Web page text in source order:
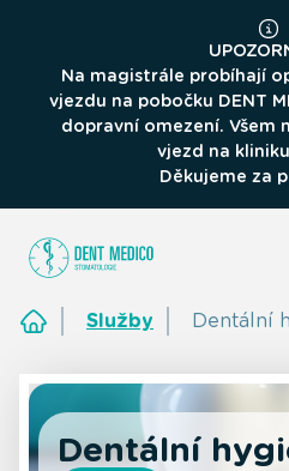
Na magistrále probíhají
vjezdu na pobočku DENT
dopravní omezení. Všem
vjezd na
Děkujeme za
Služby Dentální
Dentální